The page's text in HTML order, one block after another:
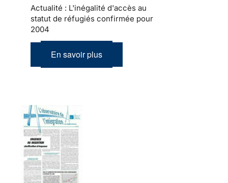
Actualité : L'inégalité d'accès au
statut de réfugiés confirmée pour
2004
En savoir plus